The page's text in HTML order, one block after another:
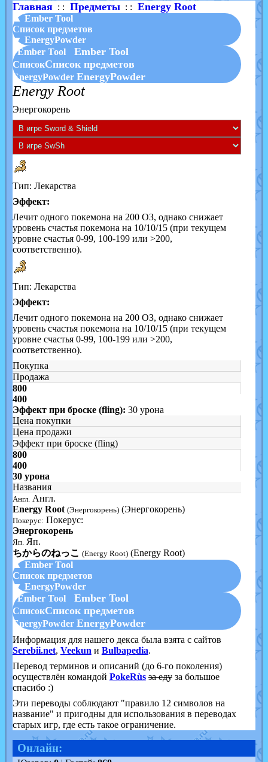
Главная: : Предметы: : Energy Root
▲ Ember Tool
Список предметов
▼ EnergyPowder
Ember Tool
Ember Tool
СписокСписок предметов
EnergyPowder EnergyPowder
Energy Root
Энергокорень
Тип: Лекарства
Эффект:
Лечит одного покемона на 200 ОЗ, однако снижает
уровень счастья покемона на 10/10/15 (при текущем
уровне счастья 0-99, 100-199 или >200,
соответственно).
Тип: Лекарства
Эффект:
Лечит одного покемона на 200 ОЗ, однако снижает
уровень счастья покемона на 10/10/15 (при текущем
уровне счастья 0-99, 100-199 или >200,
соответственно).
Покупка
Продажа
800
400
Эффект при броске (fling): 30 урона
Цена покупки
Цена продажи
Эффект при броске (fling)
800
400
30 урона
Названия
Англ. Англ.
Energy Root (Энергокорень) (Энергокорень)
Покерус: Покерус:
Энергокорень
Яп. Яп.
ちからのねっこ (Energy Root) (Energy Root)
▲ Ember Tool
Список предметов
▼ EnergyPowder
Ember Tool
Ember Tool
СписокСписок предметов
EnergyPowder EnergyPowder
Информация для нашего декса была взята с сайтов
Serebii.net, Veekun и Bulbapedia.
Перевод терминов и описаний (до 6-го поколения)
осуществлён командой PokeRùs за едуза большое
спасибо :)
Эти переводы соблюдают "правило 12 символов на
название" и пригодны для использования в переводах
старых игр, где есть такое ограничение.
Онлайн: